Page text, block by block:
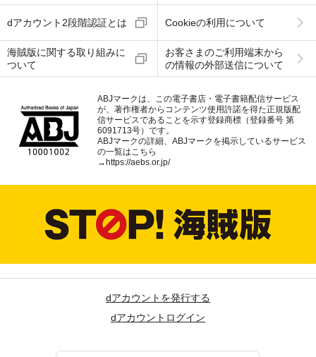
dアカウント2段階認証とは Cookieの利用について
海賊版に関する取り組みに
ついて
お客さまのご利用端末から
の情報の外部送信について
ABJマークは、この電子書店・電子書籍配信サービス
が、著作権者からコンテンツ使用許諾を得た正規版配
信サービスであることを示す登録商標（登録番号 第
6091713号）です。
ABJマークの詳細、ABJマークを掲示しているサービス
の一覧はこちら
→https://aebs.or.jp/
dアカウントを発行する
dアカウントログイン